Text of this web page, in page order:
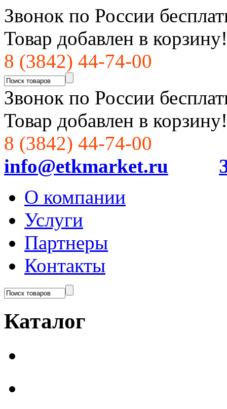
Звонок по России
Товар добавлен в корзину!
8 (3842) 44-74-00
Звонок по России
Товар добавлен в корзину!
8 (3842) 44-74-00
info@etkmarket.ru
О компании
Услуги
Партнеры
Контакты
Каталог